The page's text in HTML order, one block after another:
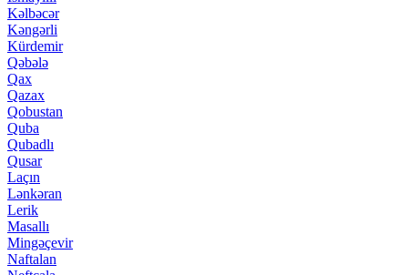
Kəlbəcər
Kəngərli
Kürdemir
Qəbələ
Qax
Qazax
Qobustan
Quba
Qubadlı
Qusar
Laçın
Lənkəran
Lerik
Masallı
Mingəçevir
Naftalan